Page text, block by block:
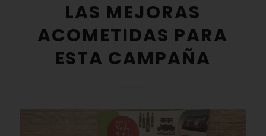
LAS MEJORAS
ACOMETIDAS PARA
ESTA CAMPAÑA